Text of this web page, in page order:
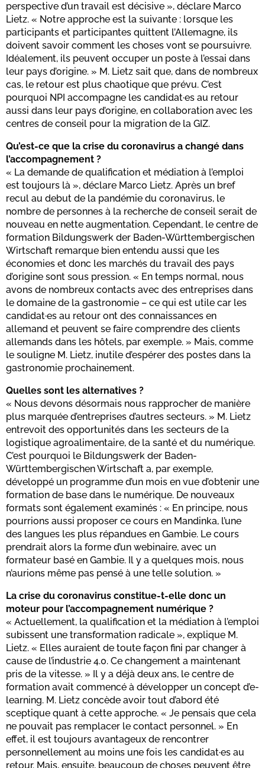
perspective d’un travail est décisive », déclare Marco
Lietz. « Notre approche est la suivante : lorsque les
participants et participantes quittent l’Allemagne, ils
doivent savoir comment les choses vont se poursuivre.
Idéalement, ils peuvent occuper un poste à l’essai dans
leur pays d’origine. » M. Lietz sait que, dans de nombreux
cas, le retour est plus chaotique que prévu. C’est
pourquoi NPI accompagne les candidat·es au retour
aussi dans leur pays d’origine, en collaboration avec les
centres de conseil pour la migration de la GIZ.
Qu’est-ce que la crise du coronavirus a changé dans
l’accompagnement ?
« La demande de qualification et médiation à l’emploi
est toujours là », déclare Marco Lietz. Après un bref
recul au debut de la pandémie du coronavirus, le
nombre de personnes à la recherche de conseil serait de
nouveau en nette augmentation. Cependant, le centre de
formation Bildungswerk der Baden-Württembergischen
Wirtschaft remarque bien entendu aussi que les
économies et donc les marchés du travail des pays
d’origine sont sous pression. « En temps normal, nous
avons de nombreux contacts avec des entreprises dans
le domaine de la gastronomie – ce qui est utile car les
candidat·es au retour ont des connaissances en
allemand et peuvent se faire comprendre des clients
allemands dans les hôtels, par exemple. » Mais, comme
le souligne M. Lietz, inutile d’espérer des postes dans la
gastronomie prochainement.
Quelles sont les alternatives ?
« Nous devons désormais nous rapprocher de manière
plus marquée d’entreprises d’autres secteurs. » M. Lietz
entrevoit des opportunités dans les secteurs de la
logistique agroalimentaire, de la santé et du numérique.
C’est pourquoi le Bildungswerk der Baden-
Württembergischen Wirtschaft a, par exemple,
développé un programme d’un mois en vue d’obtenir une
formation de base dans le numérique. De nouveaux
formats sont également examinés : « En principe, nous
pourrions aussi proposer ce cours en Mandinka, l’une
des langues les plus répandues en Gambie. Le cours
prendrait alors la forme d’un webinaire, avec un
formateur basé en Gambie. Il y a quelques mois, nous
n’aurions même pas pensé à une telle solution. »
La crise du coronavirus constitue-t-elle donc un
moteur pour l’accompagnement numérique ?
« Actuellement, la qualification et la médiation à l’emploi
subissent une transformation radicale », explique M.
Lietz. « Elles auraient de toute façon fini par changer à
cause de l’industrie 4.0. Ce changement a maintenant
pris de la vitesse. » Il y a déjà deux ans, le centre de
formation avait commencé à développer un concept d’e-
learning. M. Lietz concède avoir tout d’abord été
sceptique quant à cette approche. « Je pensais que cela
ne pouvait pas remplacer le contact personnel. » En
effet, il est toujours avantageux de rencontrer
personnellement au moins une fois les candidat·es au
retour. Mais, ensuite, beaucoup de choses peuvent être